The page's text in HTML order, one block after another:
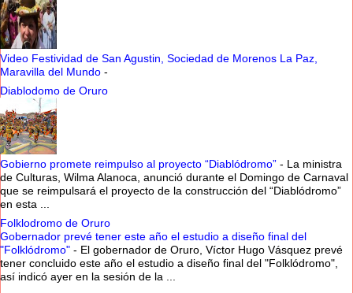
Video Festividad de San Agustin, Sociedad de Morenos La Paz,
Maravilla del Mundo -
Diablodomo de Oruro
Gobierno promete reimpulso al proyecto “Diablódromo” - La ministra
de Culturas, Wilma Alanoca, anunció durante el Domingo de Carnaval
que se reimpulsará el proyecto de la construcción del “Diablódromo”
en esta ...
Folklodromo de Oruro
Gobernador prevé tener este año el estudio a diseño final del
"Folklódromo" - El gobernador de Oruro, Víctor Hugo Vásquez prevé
tener concluido este año el estudio a diseño final del "Folklódromo",
así indicó ayer en la sesión de la ...